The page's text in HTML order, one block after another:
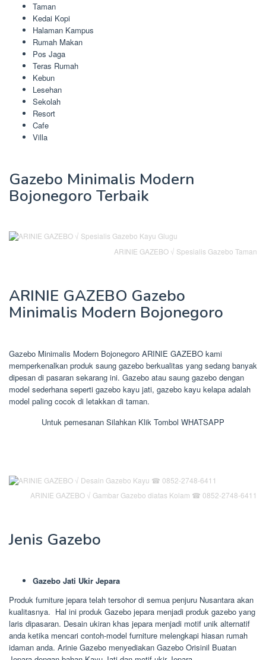
Taman
Kedai Kopi
Halaman Kampus
Rumah Makan
Pos Jaga
Teras Rumah
Kebun
Lesehan
Sekolah
Resort
Cafe
Villa
Gazebo Minimalis Modern
Bojonegoro Terbaik
ARINIE GAZEBO √ Spesialis Gazebo Taman
ARINIE GAZEBO Gazebo
Minimalis Modern Bojonegoro
Gazebo Minimalis Modern Bojonegoro ARINIE GAZEBO kami
memperkenalkan produk saung gazebo berkualitas yang sedang banyak
dipesan di pasaran sekarang ini. Gazebo atau saung gazebo dengan
model sederhana seperti gazebo kayu jati, gazebo kayu kelapa adalah
model paling cocok di letakkan di taman.
Untuk pemesanan Silahkan Klik Tombol WHATSAPP
ARINIE GAZEBO √ Gambar Gazebo diatas Kolam ☎ 0852-2748-6411
Jenis Gazebo
Gazebo Jati Ukir Jepara
Produk furniture jepara telah tersohor di semua penjuru Nusantara akan
kualitasnya. Hal ini produk Gazebo jepara menjadi produk gazebo yang
laris dipasaran. Desain ukiran khas jepara menjadi motif unik alternatif
anda ketika mencari contoh-model furniture melengkapi hiasan rumah
idaman anda. Arinie Gazebo menyediakan Gazebo Orisinil Buatan